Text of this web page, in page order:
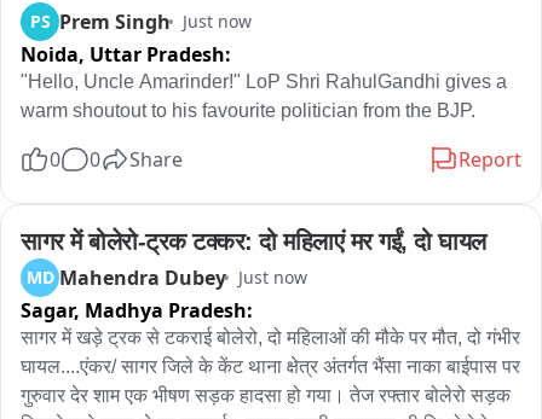
PS Prem Singh Just now
Noida, Uttar Pradesh:
"Hello, Uncle Amarinder!" LoP Shri RahulGandhi gives a
warm shoutout to his favourite politician from the BJP.
0 0 Share Report
सागर में बोलेरो-ट्रक टक्कर: दो महिलाएं मर गईं, दो घायल
MD Mahendra Dubey Just now
Sagar, Madhya Pradesh:
सागर में खड़े ट्रक से टकराई बोलेरो, दो महिलाओं की मौके पर मौत, दो गंभीर
घायल....एंकर/ सागर जिले के केंट थाना क्षेत्र अंतर्गत भैंसा नाका बाईपास पर
गुरुवार देर शाम एक भीषण सड़क हादसा हो गया। तेज रफ्तार बोलेरो सड़क